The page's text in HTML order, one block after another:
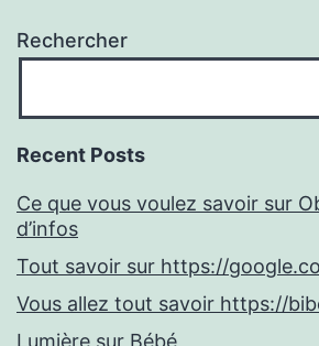
Rechercher
Recent Posts
Ce que vous voulez savoir sur
d’infos
Tout savoir sur https://
Vous allez tout savoir https://